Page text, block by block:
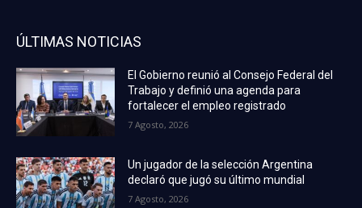
ÚLTIMAS NOTICIAS
El Gobierno reunió al Consejo Federal del
Trabajo y definió una agenda para
fortalecer el empleo registrado
7 Agosto, 2026
Un jugador de la selección Argentina
declaró que jugó su último mundial
7 Agosto, 2026